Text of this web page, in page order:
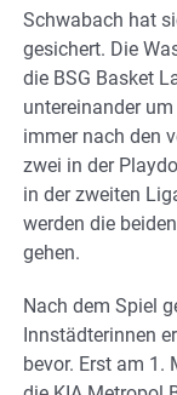
Schwabach hat
gesichert. Die
die BSG Basket
untereinander
immer nach den
zwei in der
in der zweiten
werden die
gehen.
Nach dem Spiel
Innstädterinnen
bevor. Erst am 1.